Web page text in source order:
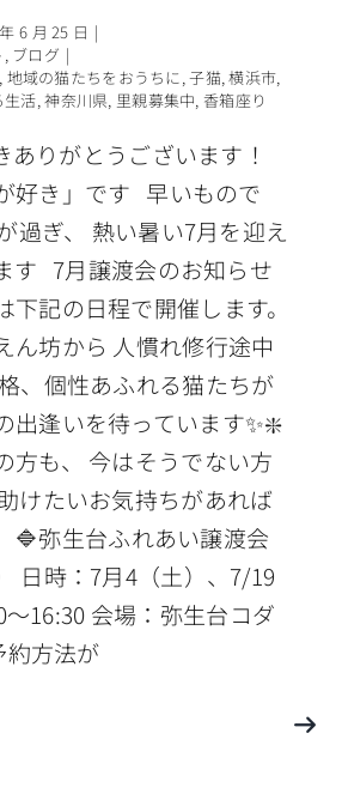
6 月 25 日 |
, ブログ |
, 地域の猫たちをおうちに,子猫,横浜市,
生活,神奈川県, 里親募集中,香箱座り
りがとうございます！
好き」です 早いもので
過ぎ、 熱い暑い7月を迎え
す 7月譲渡会のお知らせ
下記の日程で開催します。
ん坊から 人慣れ修行途中
、個性あふれる猫たちが
出逢いを待っています✨❇️
方も、 今はそうでない方
けたいお気持ちがあれば
弥生台ふれあい譲渡会
日時：7月4（土）、7/19
〜16:30 会場：弥生台コダ
方法が